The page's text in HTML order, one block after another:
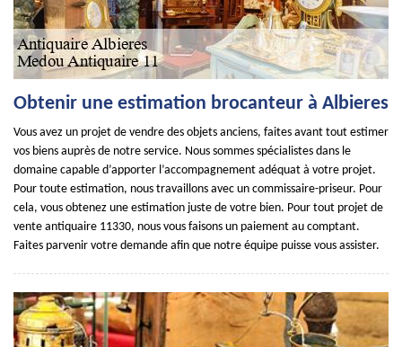
Obtenir une estimation brocanteur à Albieres
Vous avez un projet de vendre des objets anciens, faites avant tout estimer
vos biens auprès de notre service. Nous sommes spécialistes dans le
domaine capable d’apporter l’accompagnement adéquat à votre projet.
Pour toute estimation, nous travaillons avec un commissaire-priseur. Pour
cela, vous obtenez une estimation juste de votre bien. Pour tout projet de
vente antiquaire 11330, nous vous faisons un paiement au comptant.
Faites parvenir votre demande afin que notre équipe puisse vous assister.